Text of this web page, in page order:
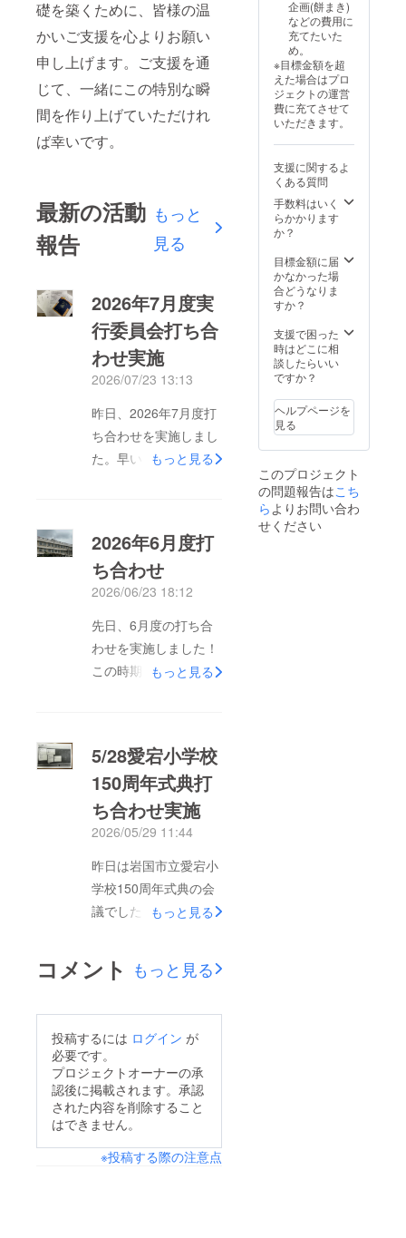
礎を築くために、皆様の温
かいご支援を心よりお願い
申し上げます。ご支援を通
じて、一緒にこの特別な瞬
間を作り上げていただけれ
ば幸いです。
最新の活動
報告
もっと
見る
2026年7月度実
行委員会打ち合
わせ実施
2026/07/23 13:13
昨日、2026年7月度打
ち合わせを実施しまし
た。早いもので、もう
まってきました！募金
もお陰様でもう少しで
目標達成となりまし
た。子供達の発想で、
楽しい企画がどんどん
出てきます、引き続き
形になるように頑張っ
もっと見る
2026年6月度打
ち合わせ
2026/06/23 18:12
先日、6月度の打ち合
わせを実施しました！
この時期になると、催
じがしてきました。愛
宕小の卒業生の有名人
の方に協力を仰いだり
と、中々趣向を凝らし
です⭐︎クラファンは残
り1週間となりました
が、引き続き頑張って
で、応援のほど、よろ
す！！
もっと見る
5/28愛宕小学校
150周年式典打
ち合わせ実施
2026/05/29 11:44
昨日は岩国市立愛宕小
学校150周年式典の会
議でした！皆さんお仕
らい、子供達の意見や
寄付の進捗状況など打
より良い企画にしよう
と、白熱した会議とな
りました。愛宕小学校
卒業の有名人に声がけ
画で学校に泊まろうを
もっと見る
コメント もっと見る
投稿するには ログイン が
必要です。
プロジェクトオーナーの承
認後に掲載されます。承認
された内容を削除すること
はできません。
※投稿する際の注意点
企画(餅まき)
などの費用に
充てたいた
め。
※目標金額を超
えた場合はプロ
ジェクトの運営
費に充てさせて
いただきます。
支援に関するよ
くある質問
手数料はいく
らかかります
か？
目標金額に届
かなかった場
合どうなりま
すか？
支援で困った
時はどこに相
談したらいい
ですか？
ヘルプページを
見る
このプロジェクト
の問題報告はこち
らよりお問い合わ
せください